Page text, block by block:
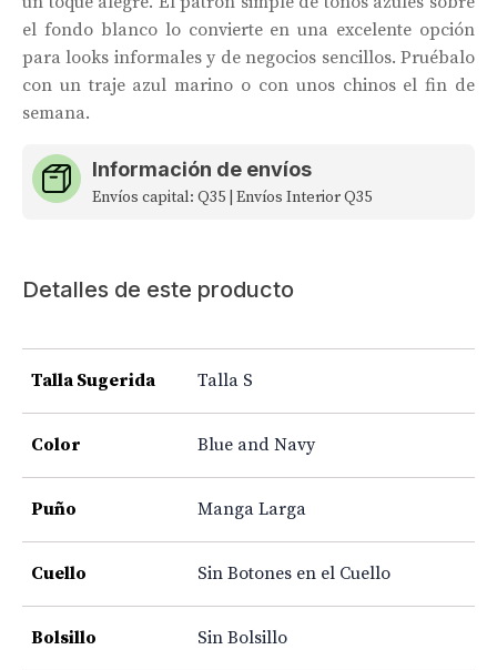
el fondo blanco lo convierte en una excelente opción
para looks informales y de negocios sencillos. Pruébalo
con un traje azul marino o con unos chinos el fin de
semana.
Información de envíos
Envíos capital: Q35 | Envíos Interior Q35
Detalles de este producto
Talla Sugerida Talla S
Color Blue and Navy
Puño Manga Larga
Cuello Sin Botones en el Cuello
Bolsillo Sin Bolsillo